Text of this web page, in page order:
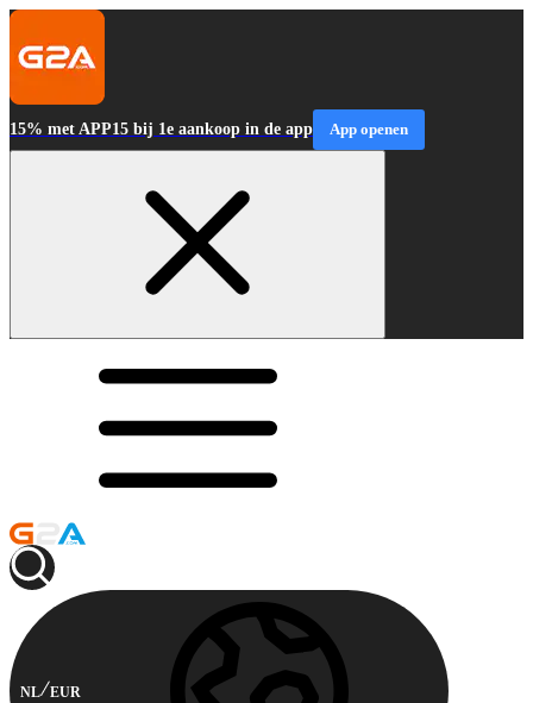
15% met APP15 bij 1e aankoop in de app App openen
NL EUR